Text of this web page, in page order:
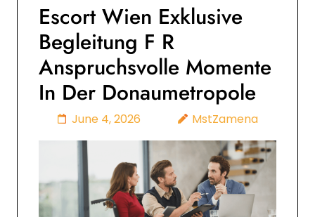
Escort Wien Exklusive
Begleitung F R
Anspruchsvolle Momente
In Der Donaumetropole
June 4, 2026 MstZamena